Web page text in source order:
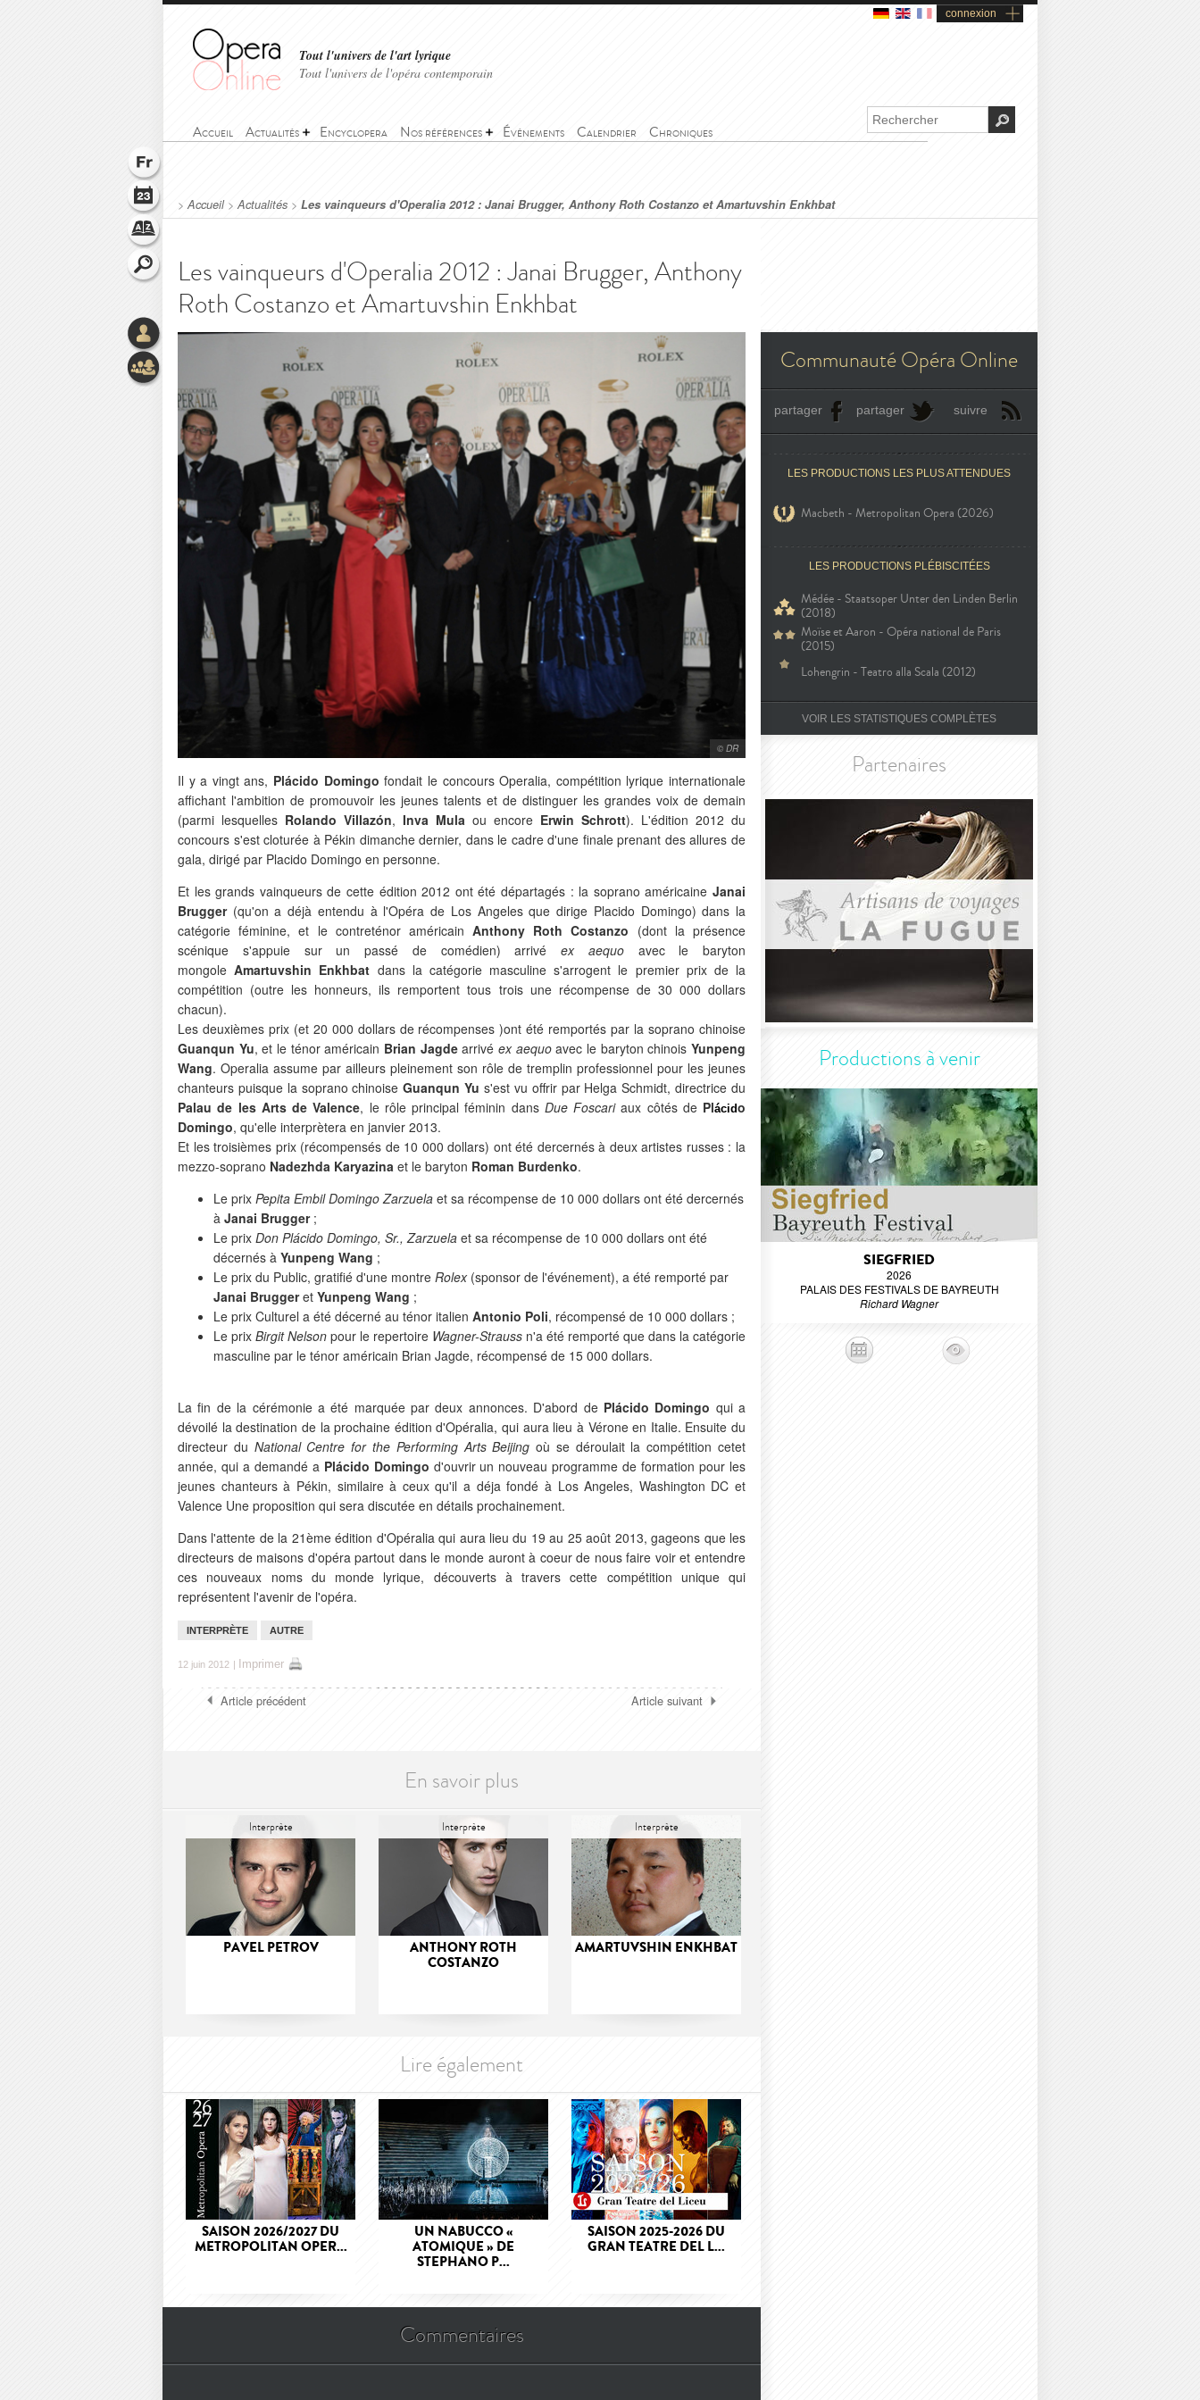
connexion
Tout l'univers de l'art lyrique
Tout l'univers de l'opéra contemporain
Accueil Actualités Encyclopera Nos références Événements Calendrier Chroniques
>Accueil>Actualités > Les vainqueurs d'Operalia 2012 : Janai Brugger, Anthony Roth Costanzo et Amartuvshin Enkhbat
Les vainqueurs d'Operalia 2012 : Janai Brugger, Anthony
Roth Costanzo et Amartuvshin Enkhbat
© DR
Il y a vingt ans, Plácido Domingo fondait le concours Operalia, compétition lyrique internationale
affichant l'ambition de promouvoir les jeunes talents et de distinguer les grandes voix de demain
(parmi lesquelles Rolando Villazón, Inva Mula ou encore Erwin Schrott). L'édition 2012 du
concours s'est cloturée à Pékin dimanche dernier, dans le cadre d'une finale prenant des allures de
gala, dirigé par Placido Domingo en personne.
Et les grands vainqueurs de cette édition 2012 ont été départagés : la soprano américaine Janai
Brugger(qu'on a déjà entendu à l'Opéra de Los Angeles que dirige Placido Domingo) dans la
catégorie féminine, et le contreténor américainAnthony Roth Costanzo (dont la présence
scénique s'appuie sur un passé de comédien) arrivé ex aequoavec le baryton
mongoleAmartuvshin Enkhbat dans la catégorie masculine s'arrogent le premier prix de la
compétition (outre les honneurs, ils remportent tous trois une récompense de 30 000 dollars
chacun).
Les deuxièmes prix (et 20 000 dollars de récompenses )ont été remportés par la soprano chinoise
Guanqun Yu, et le ténor américain Brian Jagdearrivéex aequoavec le baryton chinoisYunpeng
Wang. Operalia assume par ailleurs pleinement son rôle de tremplin professionnel pour les jeunes
chanteurs puisque la soprano chinoiseGuanqun Yu s'est vu offrir par Helga Schmidt, directrice du
Palau de les Arts de Valence, le rôle principal féminin dans Due Foscariaux côtés de Plácido
Domingo, qu'elle interprètera en janvier 2013.
Et les troisièmes prix (récompensés de 10 000 dollars) ont été dercernés à deux artistes russes : la
mezzo-soprano Nadezhda Karyazina et le baryton Roman Burdenko.
Le prix Pepita Embil Domingo Zarzuela et sa récompense de 10 000 dollars ont été dercernés
à Janai Brugger;
Le prix Don Plácido Domingo, Sr., Zarzuela et sa récompense de 10 000 dollars ont été
décernés à Yunpeng Wang ;
Le prix du Public, gratifié d'une montre Rolex(sponsor de l'événement), a été remporté par
Janai Bruggeret Yunpeng Wang ;
Le prix Culturel a été décerné au ténor italien Antonio Poli, récompensé de 10 000 dollars ;
Le prix Birgit Nelson pour le repertoire Wagner-Strauss n'a été remporté que dans la catégorie
masculine par le ténor américain Brian Jagde, récompensé de 15 000 dollars.
La fin de la cérémonie a été marquée par deux annonces. D'abord de Plácido Domingo qui a
dévoilé la destination de la prochaine édition d'Opéralia, qui aura lieu à Vérone en Italie. Ensuite du
directeur du National Centre for the Performing Arts Beijingoù se déroulait la compétition cetet
année, qui a demandé a Plácido Domingo d'ouvrir un nouveau programme de formation pour les
jeunes chanteurs à Pékin, similaire à ceux qu'il a déja fondé à Los Angeles, Washington DC et
Valence Une proposition qui sera discutée en détails prochainement.
Dans l'attente de la 21ème édition d'Opéralia qui aura lieu du 19 au 25 août 2013, gageons que les
directeurs de maisons d'opéra partout dans le monde auront à coeur de nous faire voir et entendre
ces nouveaux noms du monde lyrique, découverts à travers cette compétition unique qui
représentent l'avenir de l'opéra.
INTERPRÈTE AUTRE
12 juin 2012 | Imprimer
Article précédent Article suivant
En savoir plus
Interprète
PAVEL PETROV
Interprète
ANTHONY ROTH
COSTANZO
Interprète
AMARTUVSHIN ENKHBAT
Lire également
SAISON 2026/2027 DU
METROPOLITAN OPER...
UN NABUCCO «
ATOMIQUE » DE
STEPHANO P...
SAISON 2025-2026 DU
GRAN TEATRE DEL L...
Commentaires
Communauté Opéra Online
partager partager suivre
LES PRODUCTIONS LES PLUS ATTENDUES
Macbeth - Metropolitan Opera (2026)
LES PRODUCTIONS PLÉBISCITÉES
Médée - Staatsoper Unter den Linden Berlin
(2018)
Moïse et Aaron - Opéra national de Paris
(2015)
Lohengrin - Teatro alla Scala (2012)
VOIR LES STATISTIQUES COMPLÈTES
Partenaires
Productions à venir
SIEGFRIED
2026
PALAIS DES FESTIVALS DE BAYREUTH
Richard Wagner